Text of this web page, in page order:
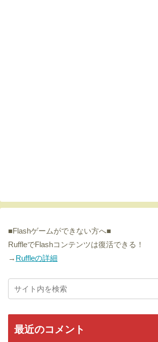
■Flashゲームができない方へ■
RuffleでFlashコンテンツは復活できる！
→ Ruffleの詳細
最近のコメント